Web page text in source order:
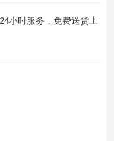
小时服务，免费送货上